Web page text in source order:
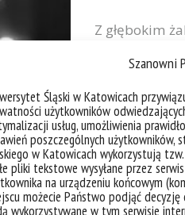
Szanowni
Śląski w Katowicach
użytkowników
usług, umożliwienia
poszczególnych użytkowników,
w Katowicach wykorzystują
pliki tekstowe wysyłane przez
na urządzeniu końcowym
możecie Państwo podjąć
wykorzystywane w tym serwisie
Z głębokim
Poźniak-
Wydziale
Handlowego,
„Za zasługi
Narodowej i
kategorie:odeszli od